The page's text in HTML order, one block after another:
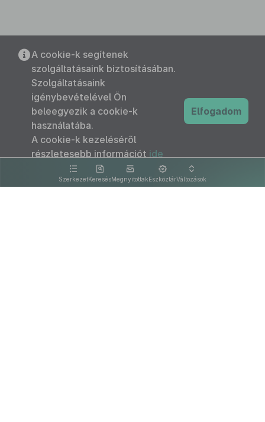
SzerkezetKeresésMegnyitottakEszköztárVáltozások
A cookie-k segítenek
szolgáltatásaink biztosításában.
Szolgáltatásaink
igénybevételével Ön
beleegyezik a cookie-k
használatába.
A cookie-k kezeléséről
részletesebb információt ide
kattintva olvashat.
Elfogadom